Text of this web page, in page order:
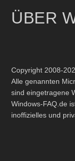
ÜBER
Copyright 2008-
Alle genannten
sind eingetragene
Windows-FAQ.de
inoffizielles und